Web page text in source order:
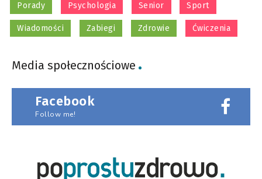
Porady Psychologia Senior Sport
Wiadomości Zabiegi Zdrowie Ćwiczenia
Media społecznościowe
Facebook
Follow me!